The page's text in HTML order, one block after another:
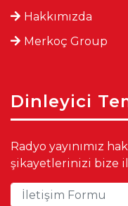
Hakkımızda
Merkoç Group
Dinleyici
Radyo yayınımız
şikayetlerinizi bize